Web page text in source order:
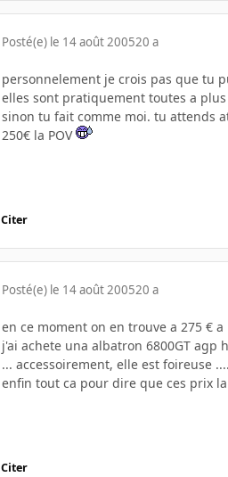
Posté(e) le 14 août 200520 a
personnelement je crois pas que tu
elles sont pratiquement toutes a plus
sinon tu fait comme moi. tu attends
250€ la POV
Citer
Posté(e) le 14 août 200520 a
en ce moment on en trouve a 275 €
j'ai achete una albatron 6800GT agp
... accessoirement, elle est foireuse
enfin tout ca pour dire que ces prix
Citer